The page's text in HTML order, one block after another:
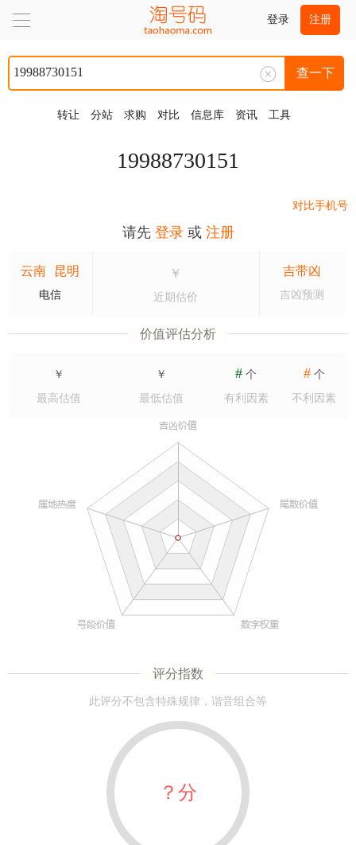
登录 注册
查一下
转让 分站 求购 对比 信息库 资讯 工具
19988730151
对比手机号
请先 登录或 注册
云南 昆明
电信
￥
近期估价
吉带凶
吉凶预测
价值评估分析
￥
最高估值
￥
最低估值
# 个
有利因素
#个
不利因素
评分指数
此评分不包含特殊规律，谐音组合等
？分